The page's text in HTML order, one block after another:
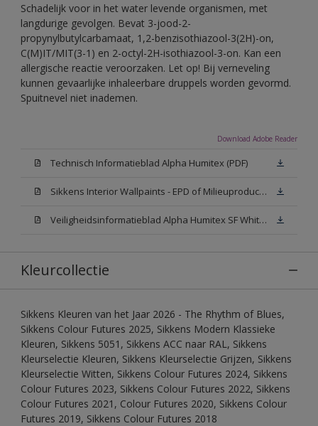
Schadelijk voor in het water levende organismen, met
langdurige gevolgen. Bevat 3-jood-2-
propynylbutylcarbamaat, 1,2-benzisothiazool-3(2H)-on,
C(M)IT/MIT(3-1) en 2-octyl-2H-isothiazool-3-on. Kan een
allergische reactie veroorzaken. Let op! Bij verneveling
kunnen gevaarlijke inhaleerbare druppels worden gevormd.
Spuitnevel niet inademen.
Download Adobe Reader
Technisch Informatieblad Alpha Humitex (PDF)
Sikkens Interior Wallpaints - EPD of Milieuproductverklaring
Veiligheidsinformatieblad Alpha Humitex SF White W05 (MSDS)
Kleurcollectie
Sikkens Kleuren van het Jaar 2026 - The Rhythm of Blues,
Sikkens Colour Futures 2025, Sikkens Modern Klassieke
Kleuren, Sikkens 5051, Sikkens ACC naar RAL, Sikkens
Kleurselectie Kleuren, Sikkens Kleurselectie Grijzen, Sikkens
Kleurselectie Witten, Sikkens Colour Futures 2024, Sikkens
Colour Futures 2023, Sikkens Colour Futures 2022, Sikkens
Colour Futures 2021, Colour Futures 2020, Sikkens Colour
Futures 2019, Sikkens Colour Futures 2018